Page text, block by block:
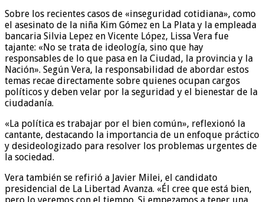
Sobre los recientes casos de «inseguridad cotidiana», como
el asesinato de la niña Kim Gómez en La Plata y la empleada
bancaria Silvia Lepez en Vicente López, Lissa Vera fue
tajante: «No se trata de ideología, sino que hay
responsables de lo que pasa en la Ciudad, la provincia y la
Nación». Según Vera, la responsabilidad de abordar estos
temas recae directamente sobre quienes ocupan cargos
políticos y deben velar por la seguridad y el bienestar de la
ciudadanía.
«La política es trabajar por el bien común», reflexionó la
cantante, destacando la importancia de un enfoque práctico
y desideologizado para resolver los problemas urgentes de
la sociedad.
Vera también se refirió a Javier Milei, el candidato
presidencial de La Libertad Avanza. «Él cree que está bien,